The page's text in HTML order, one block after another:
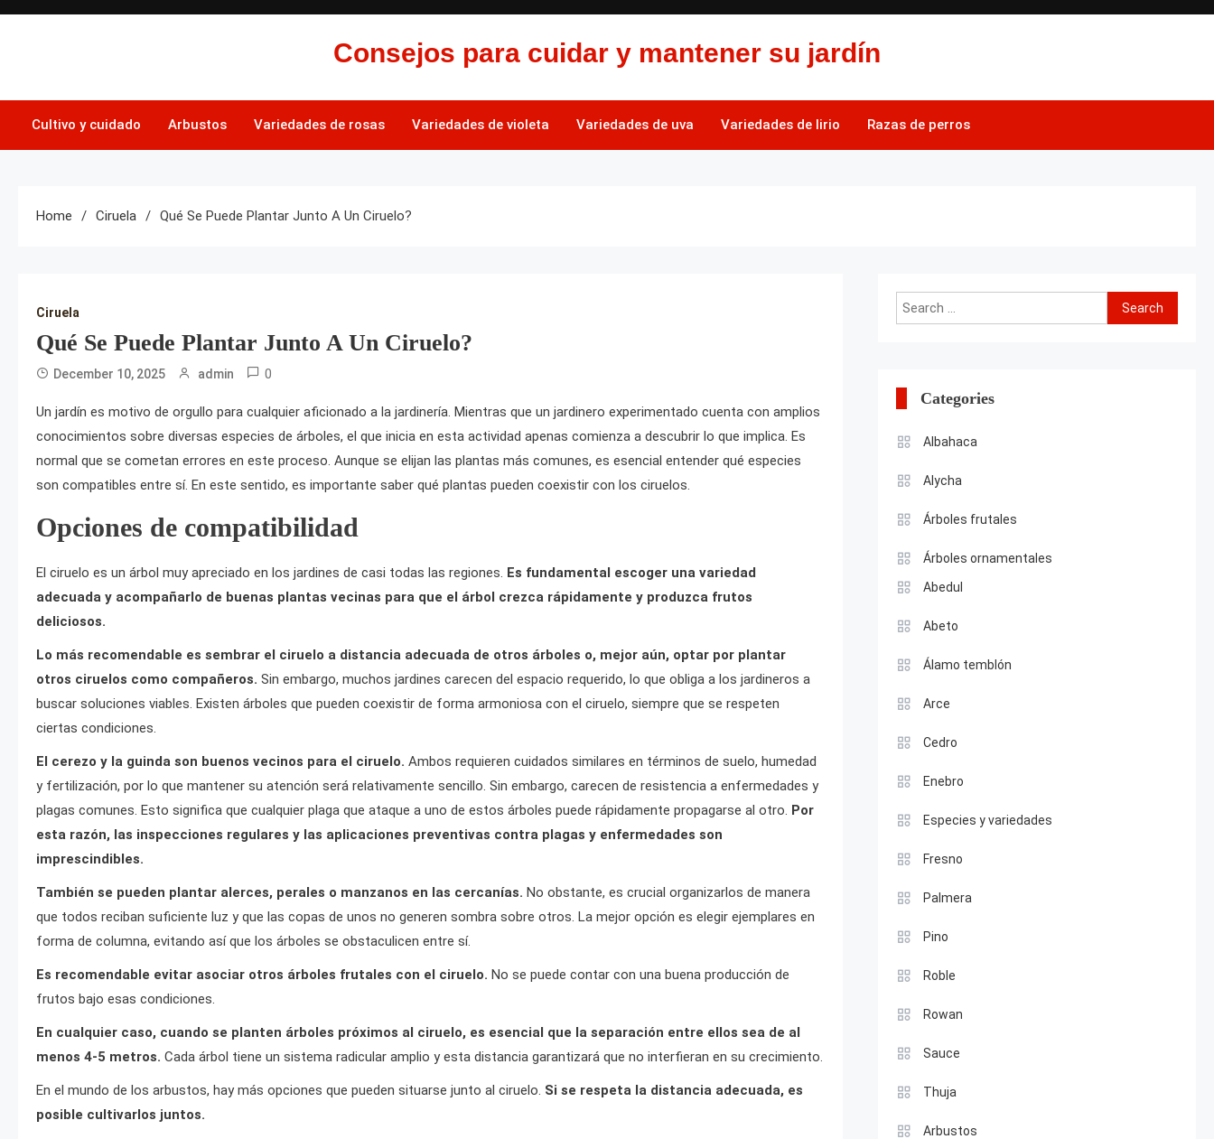
Skip
Consejos para cuidar y mantener su jardín
Cultivo y cuidado Arbustos Variedades de rosas Variedades de violeta Variedades de uva Variedades de lirio Razas de perros
Home Ciruela Qué Se Puede Plantar Junto A Un Ciruelo?
Ciruela
Qué Se Puede Plantar Junto A Un Ciruelo?
December 10, 2025 admin 0
Un jardín es motivo de orgullo para cualquier aficionado a la jardinería. Mientras que un jardinero experimentado cuenta con amplios
conocimientos sobre diversas especies de árboles, el que inicia en esta actividad apenas comienza a descubrir lo que implica. Es
normal que se cometan errores en este proceso. Aunque se elijan las plantas más comunes, es esencial entender qué especies
son compatibles entre sí. En este sentido, es importante saber qué plantas pueden coexistir con los ciruelos.
Opciones de compatibilidad
El ciruelo es un árbol muy apreciado en los jardines de casi todas las regiones. Es fundamental escoger una variedad
adecuada y acompañarlo de buenas plantas vecinas para que el árbol crezca rápidamente y produzca frutos
deliciosos.
Lo más recomendable es sembrar el ciruelo a distancia adecuada de otros árboles o, mejor aún, optar por plantar
otros ciruelos como compañeros. Sin embargo, muchos jardines carecen del espacio requerido, lo que obliga a los jardineros a
buscar soluciones viables. Existen árboles que pueden coexistir de forma armoniosa con el ciruelo, siempre que se respeten
ciertas condiciones.
El cerezo y la guinda son buenos vecinos para el ciruelo. Ambos requieren cuidados similares en términos de suelo, humedad
y fertilización, por lo que mantener su atención será relativamente sencillo. Sin embargo, carecen de resistencia a enfermedades y
plagas comunes. Esto significa que cualquier plaga que ataque a uno de estos árboles puede rápidamente propagarse al otro. Por
esta razón, las inspecciones regulares y las aplicaciones preventivas contra plagas y enfermedades son
imprescindibles.
También se pueden plantar alerces, perales o manzanos en las cercanías. No obstante, es crucial organizarlos de manera
que todos reciban suficiente luz y que las copas de unos no generen sombra sobre otros. La mejor opción es elegir ejemplares en
forma de columna, evitando así que los árboles se obstaculicen entre sí.
Es recomendable evitar asociar otros árboles frutales con el ciruelo. No se puede contar con una buena producción de
frutos bajo esas condiciones.
En cualquier caso, cuando se planten árboles próximos al ciruelo, es esencial que la separación entre ellos sea de al
menos 4-5 metros. Cada árbol tiene un sistema radicular amplio y esta distancia garantizará que no interfieran en su crecimiento.
En el mundo de los arbustos, hay más opciones que pueden situarse junto al ciruelo. Si se respeta la distancia adecuada, es
posible cultivarlos juntos.
Search
for:
Categories
Albahaca
Alycha
Árboles frutales
Árboles ornamentales
Abedul
Abeto
Álamo temblón
Arce
Cedro
Enebro
Especies y variedades
Fresno
Palmera
Pino
Roble
Rowan
Sauce
Thuja
Arbustos